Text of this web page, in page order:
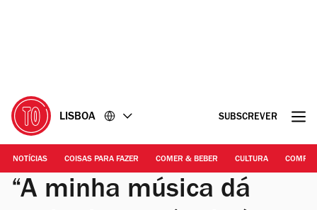
LISBOA SUBSCREVER
NOTÍCIAS COISAS PARA FAZER COMER & BEBER CULTURA
“A minha música dá